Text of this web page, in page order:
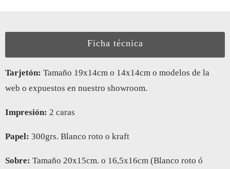
Ficha técnica
Tarjetón: Tamaño 19x14cm o 14x14cm o modelos de la
web o expuestos en nuestro showroom.
Impresión: 2 caras
Papel: 300grs. Blanco roto o kraft
Sobre: Tamaño 20x15cm. o 16,5x16cm (Blanco roto ó